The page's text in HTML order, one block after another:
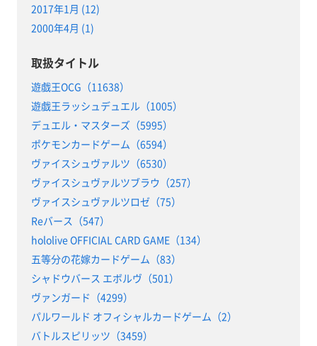
2017年1月 (12)
2000年4月 (1)
取扱タイトル
遊戯王OCG（11638）
遊戯王ラッシュデュエル（1005）
デュエル・マスターズ（5995）
ポケモンカードゲーム（6594）
ヴァイスシュヴァルツ（6530）
ヴァイスシュヴァルツブラウ（257）
ヴァイスシュヴァルツロゼ（75）
Reバース（547）
hololive OFFICIAL CARD GAME（134）
五等分の花嫁カードゲーム（83）
シャドウバース エボルヴ（501）
ヴァンガード（4299）
パルワールド オフィシャルカードゲーム（2）
バトルスピリッツ（3459）